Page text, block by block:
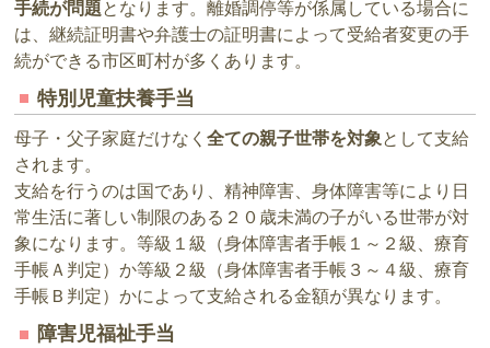
手続が問題となります。離婚調停等が係属している場合に
は、継続証明書や弁護士の証明書によって受給者変更の手
続ができる市区町村が多くあります。
特別児童扶養手当
母子・父子家庭だけなく全ての親子世帯を対象として支給
されます。
支給を行うのは国であり、精神障害、身体障害等により日
常生活に著しい制限のある２０歳未満の子がいる世帯が対
象になります。等級１級（身体障害者手帳１～２級、療育
手帳Ａ判定）か等級２級（身体障害者手帳３～４級、療育
手帳Ｂ判定）かによって支給される金額が異なります。
障害児福祉手当